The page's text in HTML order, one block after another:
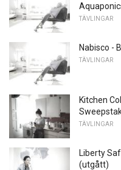
TÄVLINGAR
Nabisco -
TÄVLINGAR
Kitchen
TÄVLINGAR
Liberty
(utgått)